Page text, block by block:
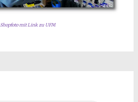
Shopfoto mit Link zu UFM